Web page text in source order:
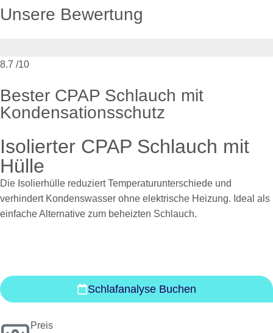
Unsere Bewertung
8.7 /10
Bester CPAP Schlauch mit
Kondensationsschutz
Isolierter CPAP Schlauch mit
Hülle
Die Isolierhülle reduziert Temperaturunterschiede und
verhindert Kondenswasser ohne elektrische Heizung. Ideal als
einfache Alternative zum beheizten Schlauch.
Schlafanalyse Buchen
Preis